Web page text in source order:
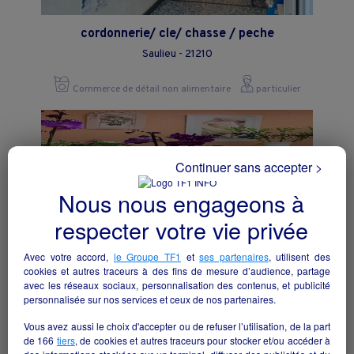
cordonnerie/ cle/ chasse / peche
Saulieu - 21210
Commerce de détail non alimentaire particulier
vend commerce de fleurs
Moirans-en-Montagne - 39260
Nous nous engageons à
respecter votre vie privée
Avec votre accord, le Groupe TF1 etses partenaires, utilisent des
cookies et autres traceurs à des fins de mesure d’audience, partage
avec les réseaux sociaux, personnalisation des contenus, et publicité
personnalisée sur nos services et ceux de nos partenaires.
Vous avez aussi le choix d'accepter ou de refuser l’utilisation, de la part
de 166 tiers, de cookies et autres traceurs pour stocker et/ou accéder à
Continuer sans accepter >